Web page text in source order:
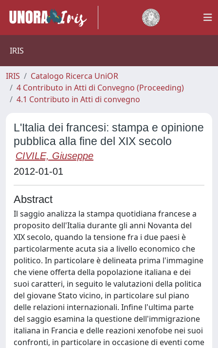
IRIS
IRIS
Catalogo Ricerca UniOR
4 Contributo in Atti di Convegno (Proceeding)
4.1 Contributo in Atti di convegno
L'Italia dei francesi: stampa e opinione
pubblica alla fine del XIX secolo
CIVILE, Giuseppe
2012-01-01
Abstract
Il saggio analizza la stampa quotidiana francese a
proposito dell'Italia durante gli anni Novanta del
XIX secolo, quando la tensione fra i due paesi è
particolarmente acuta sia a livello economico che
politico. In particolare è delineata prima l'immagine
che viene offerta della popolazione italiana e dei
suoi caratteri, in seguito le valutazioni della politica
del giovane Stato vicino, in particolare sul piano
delle relazioni internazionali. Infine l'ultima parte
del saggio esamina la questione dell'immigrazione
italiana in Francia e delle reazioni xenofobe nei suoi
confronti, in particolare in occasione di eventi come